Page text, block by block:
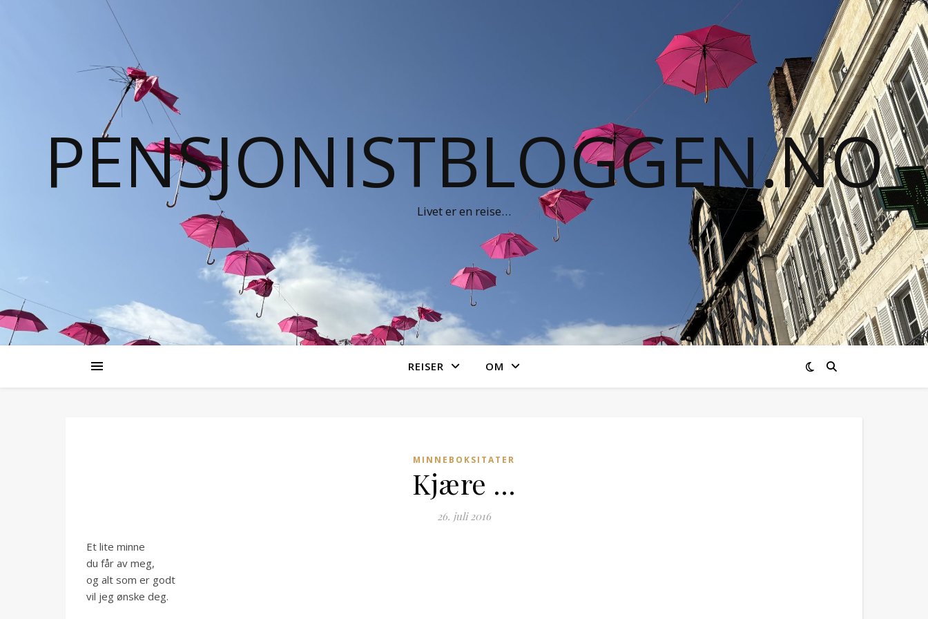
PENSJONISTBLOGGEN.NO
Livet er en reise…
REISER OM
MINNEBOKSITATER
Kjære …
26. juli 2016
Et lite minne
du får av meg,
og alt som er godt
vil jeg ønske deg.